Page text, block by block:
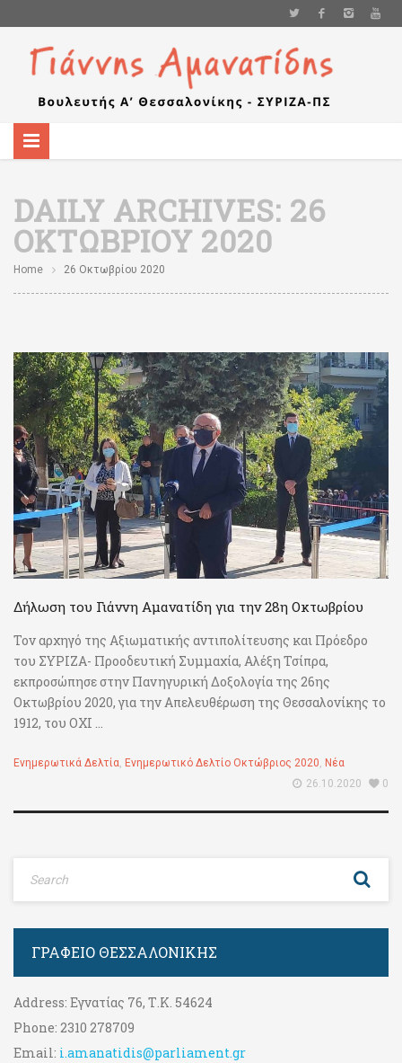
DAILY ARCHIVES: 26
ΟΚΤΩΒΡΊΟΥ 2020
Home 26 Οκτωβρίου 2020
Δήλωση του Γιάννη Αμανατίδη για την 28η Οκτωβρίου
Τον αρχηγό της Αξιωματικής αντιπολίτευσης και Πρόεδρο
του ΣΥΡΙΖΑ- Προοδευτική Συμμαχία, Αλέξη Τσίπρα,
εκπροσώπησε στην Πανηγυρική Δοξολογία της 26ης
Οκτωβρίου 2020, για την Απελευθέρωση της Θεσσαλονίκης το
1912, του ΟΧΙ ...
Ενημερωτικά Δελτία, Ενημερωτικό Δελτίο Οκτώβριος 2020, Νέα
26.10.2020
0
ΓΡΑΦΕΊΟ ΘΕΣΣΑΛΟΝΊΚΗΣ
Address: Εγνατίας 76, Τ.Κ. 54624
Phone: 2310 278709
Email: i.amanatidis@parliament.gr